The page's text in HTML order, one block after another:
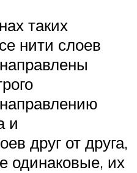
таких
нити слоев
и
друг от друга,
одинаковые, их